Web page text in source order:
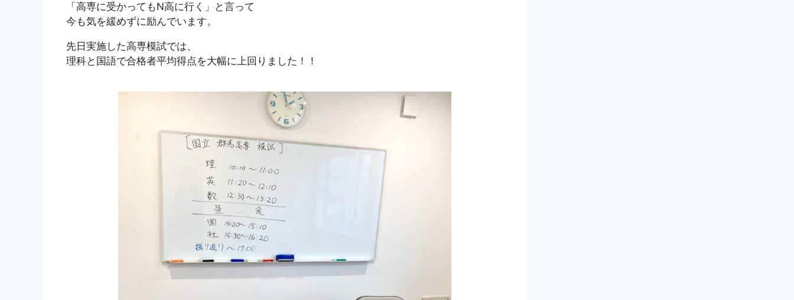
「高専に受かってもN高に行く」と言って
今も気を緩めずに励んでいます。
先日実施した高専模試では、
理科と国語で合格者平均得点を大幅に上回りました！！